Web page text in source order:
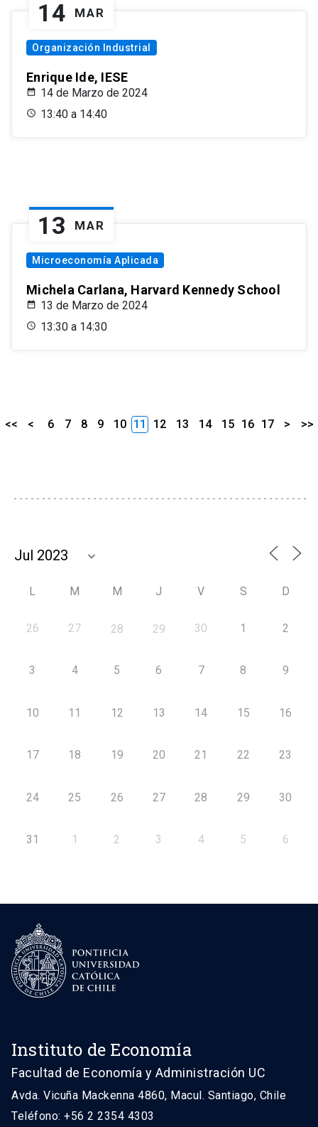
14 MAR
Organización Industrial
Enrique Ide, IESE
14 de Marzo de 2024
13:40 a 14:40
13 MAR
Microeconomía Aplicada
Michela Carlana, Harvard Kennedy School
13 de Marzo de 2024
13:30 a 14:30
<< < 6 7 8 9 10 11 12 13 14 15 16 17 > >>
L M M J V S D
26 27 28 29 30 1 2
3 4 5 6 7 8 9
10 11 12 13 14 15 16
17 18 19 20 21 22 23
24 25 26 27 28 29 30
31 1 2 3 4 5 6
Instituto de Economía
Facultad de Economía y Administración UC
Avda. Vicuña Mackenna 4860, Macul. Santiago, Chile
Teléfono: +56 2 2354 4303